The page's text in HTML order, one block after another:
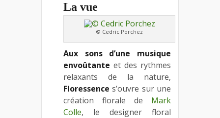
La vue
© Cedric Porchez
Aux sons d’une musique
envoûtante et des rythmes
relaxants de la nature,
Floressence s’ouvre sur une
création florale de Mark
Colle, le designer floral